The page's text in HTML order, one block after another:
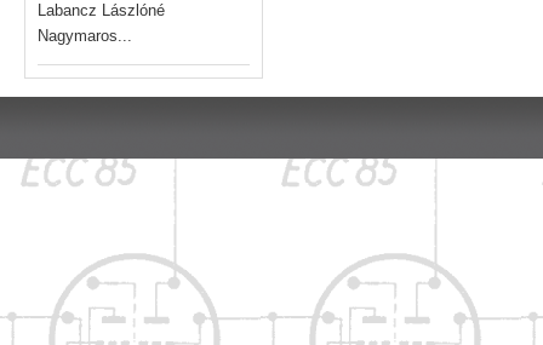
Labancz Lászlóné
Nagymaros...